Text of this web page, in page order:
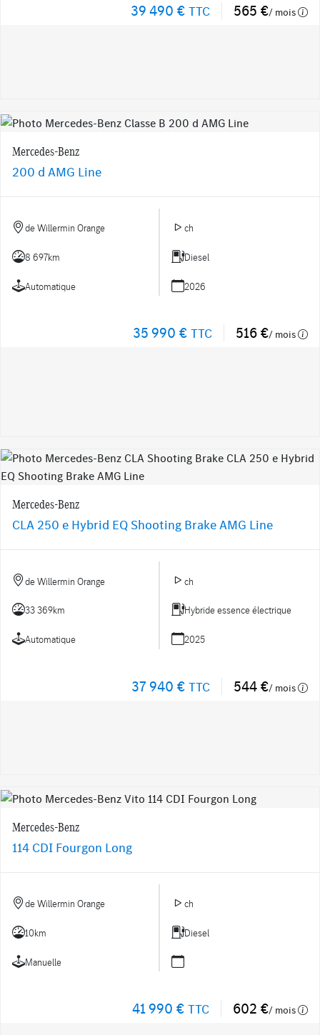
39 490 € TTC 565 €/ mois
Mercedes-Benz
200 d AMG Line
de Willermin Orange ch
8 697km Diesel
Automatique 2026
35 990 € TTC 516 €/ mois
Mercedes-Benz
CLA 250 e Hybrid EQ Shooting Brake AMG Line
de Willermin Orange ch
33 369km Hybride essence électrique
Automatique 2025
37 940 € TTC 544 €/ mois
Mercedes-Benz
114 CDI Fourgon Long
de Willermin Orange ch
10km Diesel
Manuelle
41 990 € TTC 602 €/ mois